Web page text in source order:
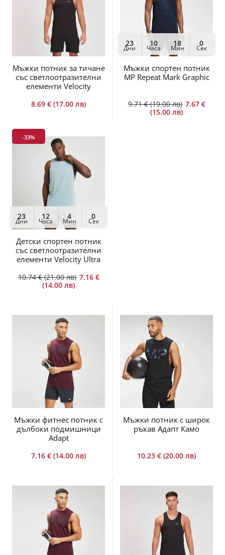
Мъжки потник за тичане
със светлоотразителни
елементи Velocity
8.69 € (17.00 лв)
23
Дни
10
Часа
18
Мин
0
Сек
Мъжки спортен потник
MP Repeat Mark Graphic
9.71 € (19.00 лв) 7.67 €
(15.00 лв)
-33%
23
Дни
12
Часа
4
Мин
0
Сек
Детски спортен потник
със светлоотразителни
елементи Velocity Ultra
10.74 € (21.00 лв) 7.16 €
(14.00 лв)
Мъжки фитнес потник с
дълбоки подмишници
Adapt
7.16 € (14.00 лв)
Мъжки потник с широк
ръкав Адапт Камо
10.23 € (20.00 лв)